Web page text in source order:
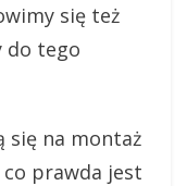
się też
do tego
się na montaż
prawda jest